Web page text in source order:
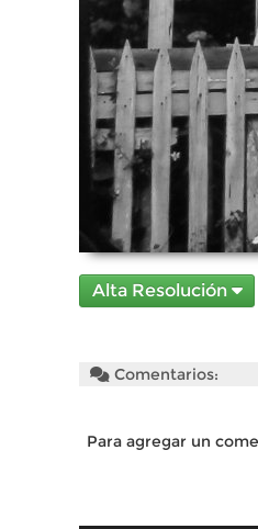
Alta Resolución
Comentarios:
Para agregar un